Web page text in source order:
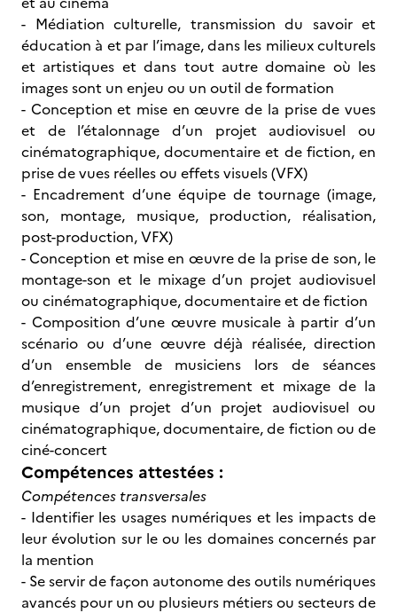
- Médiation culturelle, transmission du savoir et
éducation à et par l’image, dans les milieux culturels
et artistiques et dans tout autre domaine où les
images sont un enjeu ou un outil de formation
- Conception et mise en œuvre de la prise de vues
et de l’étalonnage d’un projet audiovisuel ou
cinématographique, documentaire et de fiction, en
prise de vues réelles ou effets visuels (VFX)
- Encadrement d’une équipe de tournage (image,
son, montage, musique, production, réalisation,
post-production, VFX)
- Conception et mise en œuvre de la prise de son, le
montage-son et le mixage d’un projet audiovisuel
ou cinématographique, documentaire et de fiction
- Composition d’une œuvre musicale à partir d’un
scénario ou d’une œuvre déjà réalisée, direction
d’un ensemble de musiciens lors de séances
d’enregistrement, enregistrement et mixage de la
musique d’un projet d’un projet audiovisuel ou
cinématographique, documentaire, de fiction ou de
ciné-concert
Compétences attestées :
Compétences transversales
- Identifier les usages numériques et les impacts de
leur évolution sur le ou les domaines concernés par
la mention
- Se servir de façon autonome des outils numériques
avancés pour un ou plusieurs métiers ou secteurs de